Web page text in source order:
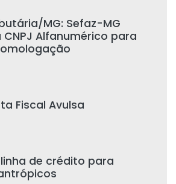
MG: Sefaz-MG
CNPJ Alfanumérico para
Fiscal Avulsa
de crédito para